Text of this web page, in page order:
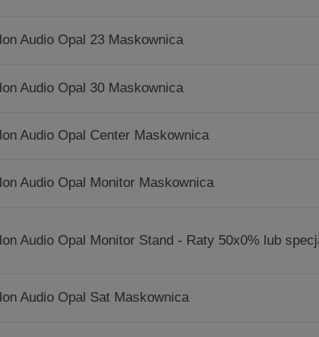
Audio Opal 23 Maskownica
Audio Opal 30 Maskownica
Audio Opal Center Maskownica
Audio Opal Monitor Maskownica
Audio Opal Monitor Stand - Raty 50x0% lub
Audio Opal Sat Maskownica